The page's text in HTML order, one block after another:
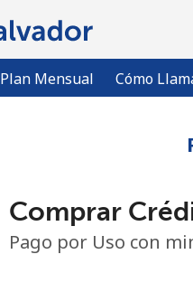
Plan Mensual Cómo
Comprar
Pago por Uso con